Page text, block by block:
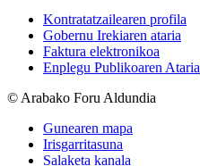
Kontratatzailearen profila
Gobernu Irekiaren ataria
Faktura elektronikoa
Enplegu Publikoaren Ataria
© Arabako Foru Aldundia
Gunearen mapa
Irisgarritasuna
Salaketa kanala